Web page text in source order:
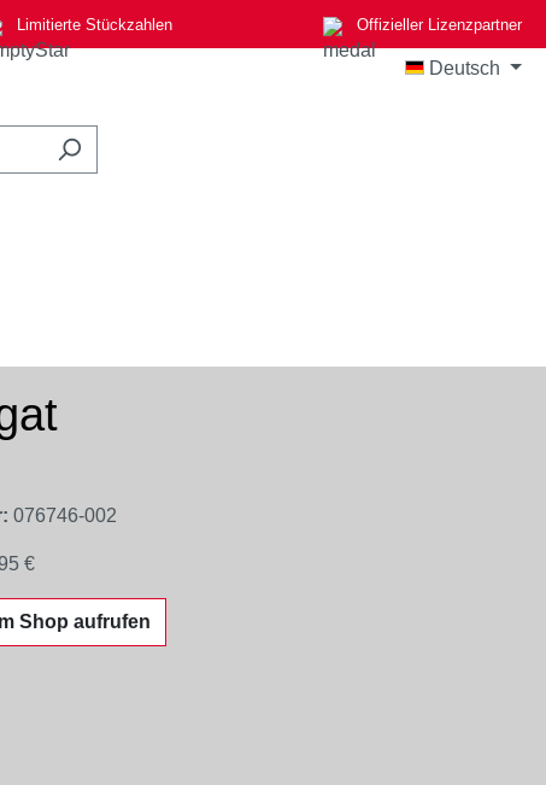
Limitierte Stückzahlen Offizieller Lizenzpartner
Deutsch
076746-002
€
Shop aufrufen